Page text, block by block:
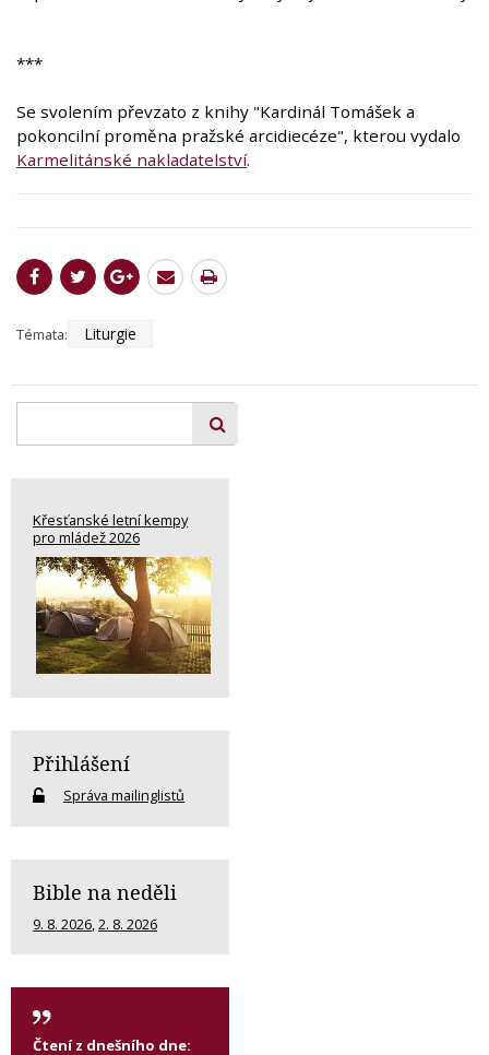
***
Se svolením převzato z knihy "Kardinál Tomášek a
pokoncilní proměna pražské arcidiecéze", kterou vydalo
Karmelitánské nakladatelství.
Témata: Liturgie
Křesťanské letní kempy
pro mládež 2026
Přihlášení
Správa mailinglistů
Bible na neděli
9. 8. 2026,2. 8. 2026
Čtení z dnešního dne: